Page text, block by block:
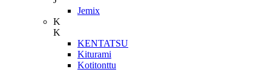
Jemix
K
K
KENTATSU
Kiturami
Kotitonttu